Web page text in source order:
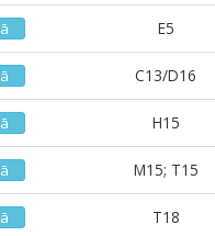
E5
C13/D16
H15
M15; T15
T18